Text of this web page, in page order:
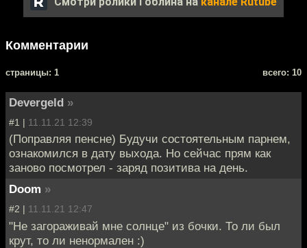
Комментарии
cтраницы: 1 всего: 10
Devergeld »
#1 | 11.11.21 12:39
(Поправляя пенсне) Будучи состоятельным парнем,
ознакомился в дату выхода. Но сейчас прям как
заново посмотрел - заряд позитива на день.
Doom »
#2 | 11.11.21 12:47
"Не загораживай мне солнце" из бочки. То ли был
крут, то ли ненормален :)